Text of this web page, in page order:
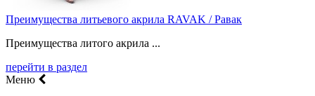
Преимущества литьевого акрила RAVAK / Равак
Преимущества литого акрила ...
перейти в раздел
Меню